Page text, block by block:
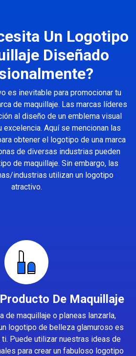
Un Logotipo
Diseñado
es inevitable para promocionar tu
de maquillaje. Las marcas líderes
al diseño de un emblema visual
excelencia. Aquí se mencionan las
obtener el logotipo de una marca
de diversas industrias pueden
de maquillaje. Sin embargo, las
industrias utilizan un logotipo
atractivo.
De Maquillaje
de maquillaje o planeas lanzarla,
logotipo de belleza glamuroso es
Puede utilizar nuestras ideas de
para crear un fabuloso logotipo